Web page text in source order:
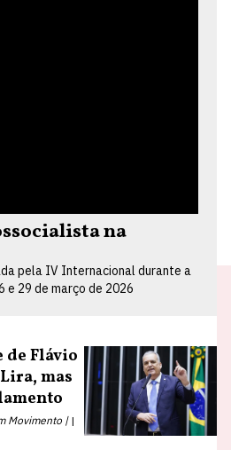
na
pela IV Internacional durante a
29 de março de 2026
de Flávio
mas
Movimento |